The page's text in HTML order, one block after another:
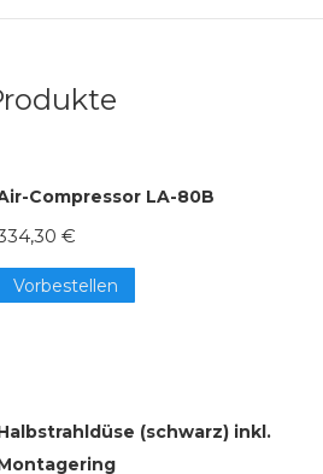
Compressor LA-80B
€
Vorbestellen
(schwarz) inkl.